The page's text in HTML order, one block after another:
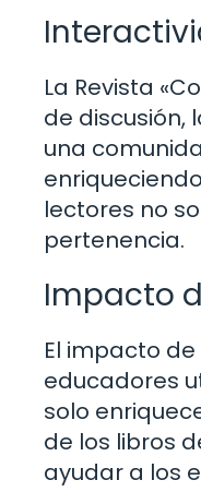
La Revista
de discusión,
una
lectores no
pertenencia.
Impacto
El impacto
educadores
solo
de los libros
ayudar a los